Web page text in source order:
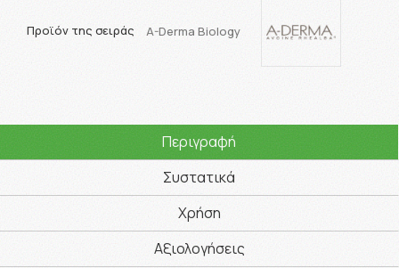
Προϊόν της σειράς A-Derma Biology
Περιγραφή
Συστατικά
Χρήση
Αξιολογήσεις